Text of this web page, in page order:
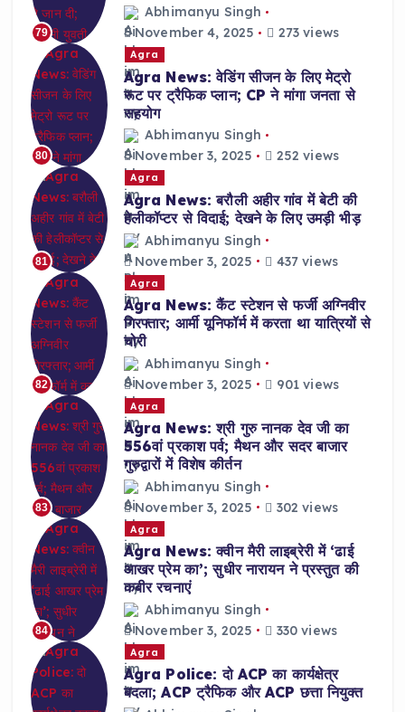
79
Abhimanyu Singh
November 4, 2025
273 views
80
Agra
Agra News: वेडिंग सीजन के लिए मेट्रो
रूट पर ट्रैफिक प्लान; CP ने मांगा जनता से
सहयोग
Abhimanyu Singh
November 3, 2025
252 views
81
Agra
Agra News: बरौली अहीर गांव में बेटी की
हेलीकॉप्टर से विदाई; देखने के लिए उमड़ी भीड़
Abhimanyu Singh
November 3, 2025
437 views
82
Agra
Agra News: कैंट स्टेशन से फर्जी अग्निवीर
गिरफ्तार; आर्मी यूनिफॉर्म में करता था यात्रियों से
चोरी
Abhimanyu Singh
November 3, 2025
901 views
83
Agra
Agra News: श्री गुरु नानक देव जी का
556वां प्रकाश पर्व; मैथन और सदर बाजार
गुरुद्वारों में विशेष कीर्तन
Abhimanyu Singh
November 3, 2025
302 views
84
Agra
Agra News: क्वीन मैरी लाइब्रेरी में ‘ढाई
आखर प्रेम का’; सुधीर नारायन ने प्रस्तुत की
कबीर रचनाएं
Abhimanyu Singh
November 3, 2025
330 views
Agra
Agra Police: दो ACP का कार्यक्षेत्र
बदला; ACP ट्रैफिक और ACP छत्ता नियुक्त